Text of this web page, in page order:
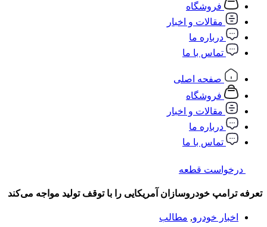
فروشگاه
مقالات و اخبار
درباره ما
تماس با ما
صفحه اصلی
فروشگاه
مقالات و اخبار
درباره ما
تماس با ما
درخواست قطعه
تعرفه ترامپ خودروسازان آمریکایی را با توقف تولید مواجه می‌کند
اخبار خودرو, مطالب